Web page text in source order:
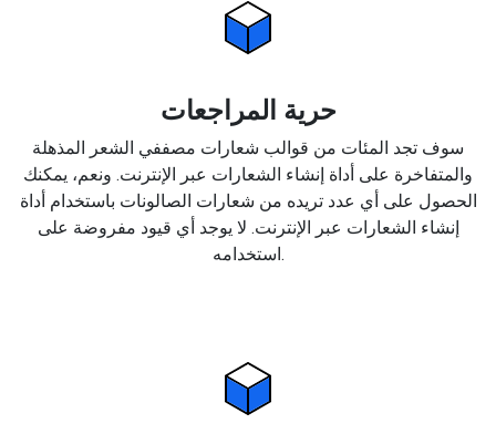
حرية المراجعات
سوف تجد المئات من قوالب شعارات مصففي الشعر المذهلة
والمتفاخرة على أداة إنشاء الشعارات عبر الإنترنت. ونعم، يمكنك
الحصول على أي عدد تريده من شعارات الصالونات باستخدام أداة
إنشاء الشعارات عبر الإنترنت. لا يوجد أي قيود مفروضة على
استخدامه.